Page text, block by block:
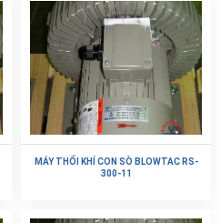
MÁY THỔI KHÍ CON SÒ BLOWTAC RS-
300-11